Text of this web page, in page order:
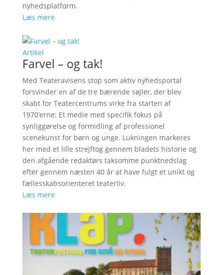
nyhedsplatform.
Læs mere
Artikel
Farvel – og tak!
Med Teateravisens stop som aktiv nyhedsportal
forsvinder en af de tre bærende søjler, der blev
skabt for Teatercentrums virke fra starten af
1970’erne: Et medie med specifik fokus på
synliggørelse og formidling af professionel
scenekunst for børn og unge. Lukningen markeres
her med et lille strejftog gennem bladets historie og
den afgående redaktørs taksomme punktnedslag
efter gennem næsten 40 år at have fulgt et unikt og
fællesskabsorienteret teaterliv.
Læs mere